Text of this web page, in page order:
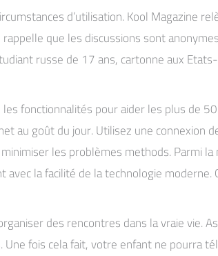
d’utilisation. Kool Magazine
que les discussions sont
russe de 17 ans, cartonne aux
fonctionnalités pour aider les plus de
au goût du jour. Utilisez une connexion
les problèmes methods. Parmi
avec la facilité de la technologie
des rencontres dans la vraie vie.
fois cela fait, votre enfant ne pourra